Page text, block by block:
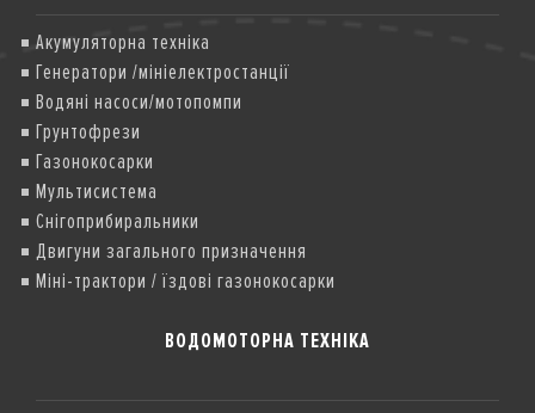
Акумуляторна техніка
Генератори /мініелектростанції
Водяні насоси/мотопомпи
Грунтофрези
Газонокосарки
Мультисистема
Снігоприбиральники
Двигуни загального призначення
Міні-трактори / їздові газонокосарки
ВОДОМОТОРНА ТЕХНІКА